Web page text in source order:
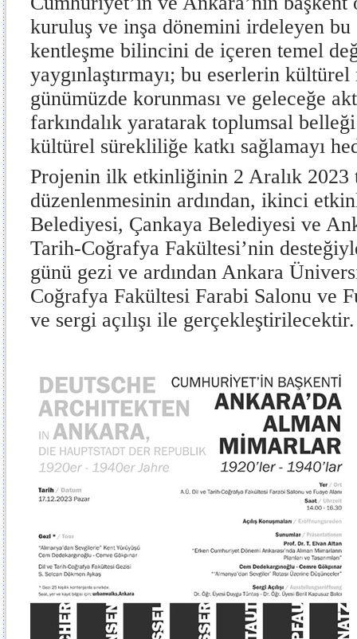
kuruluş ve inşa dönemini irdeleyen bu
kentleşme bilincini de içeren temel
yaygınlaştırmayı; bu eserlerin
günümüzde korunması ve geleceğe
farkındalık yaratarak toplumsal
kültürel sürekliliğe katkı sağlamayı
Projenin ilk etkinliğinin 2 Aralık 2023
düzenlenmesinin ardından, ikinci
Belediyesi, Çankaya Belediyesi ve
Tarih-Coğrafya Fakültesi’nin
günü gezi ve ardından Ankara
Coğrafya Fakültesi Farabi Salonu ve
ve sergi açılışı ile